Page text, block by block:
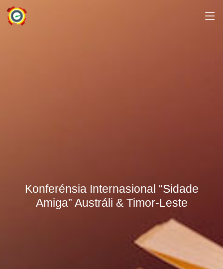
Konferénsia Internasional “Sidade
Amiga” Austráli & Timor-Leste